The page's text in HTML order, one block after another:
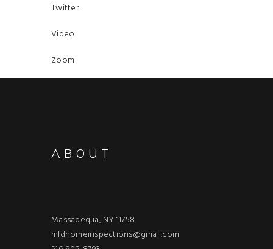
Twitter
Video
Zoom
ABOUT
Massapequa, NY 11758
mldhomeinspections@gmail.com